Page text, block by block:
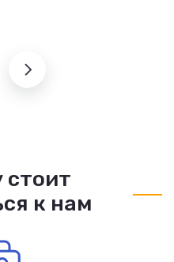
стоит
к нам